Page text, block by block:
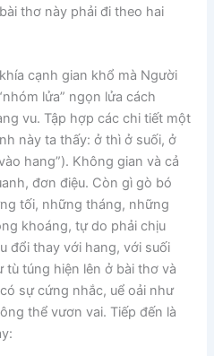
thơ này phải đi theo hai
cạnh gian khổ mà Người
lửa” ngọn lửa cách
vu. Tập hợp các chi tiết một
này ta thấy: ở thì ở suối, ở
hang”). Không gian và cả
đơn điệu. Còn gì gò bó
tối, những tháng, những
khoáng, tự do phải chịu
đổi thay với hang, với suối
túng hiện lên ở bài thơ và
sự cứng nhắc, uể oải như
thể vươn vai. Tiếp đến là